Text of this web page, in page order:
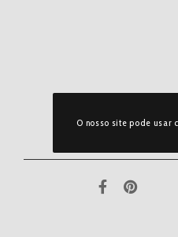
O nosso site pode usar